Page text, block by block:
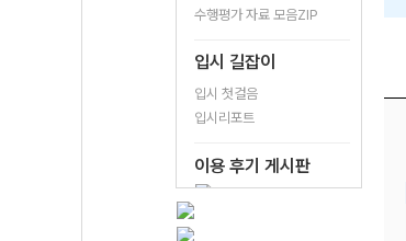
수행평가 자료 모음ZIP
입시 길잡이
입시 첫걸음
입시리포트
이용 후기 게시판
의대 맞춤 AI 세특 주제 추천